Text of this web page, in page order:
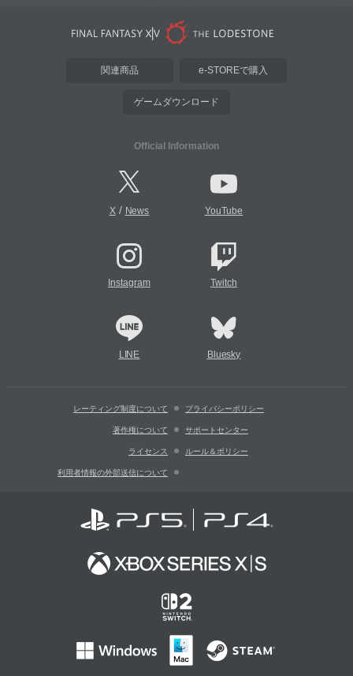
関連商品 e-STOREで購入
ゲームダウンロード
Official Information
X/ News YouTube
Instagram Twitch
LINE Bluesky
レーティング制度について プライバシーポリシー
著作権について サポートセンター
ライセンス ルール＆ポリシー
利用者情報の外部送信について